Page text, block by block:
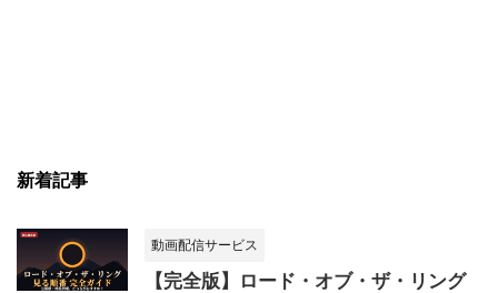
新着記事
動画配信サービス
【完全版】ロード・オブ・ザ・リング